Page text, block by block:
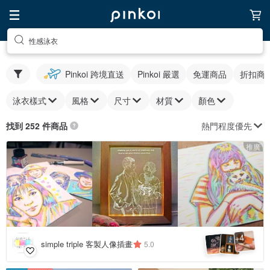
性感泳衣
Pinkoi 跨境直送 Pinkoi 嚴選 免運商品 折扣商
泳衣樣式 風格 尺寸 材質 顏色
找到 252 件商品 熱門程度優先
推廣
simple triple 客製人像插畫 5.0 +4